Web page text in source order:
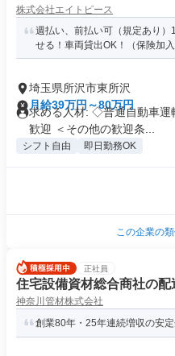
株式会社エイトピース
週払い、前払い可（規定あり
せる！車両貸出OK！（保険加
埼玉県所沢市東所沢
月給39万円～80万円
求める人材: ◇普通自動車
歓迎 ＜その他の歓迎条...
シフト自由 即日勤務OK
この企業の
正社員
住宅設備資材総合商社の配
神奈川管材株式会社
創業80年・25年連続増収の安